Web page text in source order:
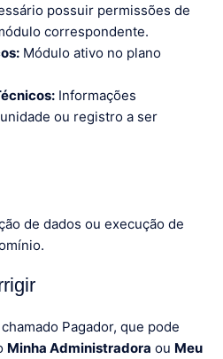
possuir permissões de
correspondente.
Módulo ativo no plano
Informações
ou registro a ser
de dados ou execução de
Pagador, que pode
Minha Administradora ou Meu